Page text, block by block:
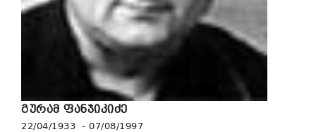
გურამ ფანჯიკიძე
22/04/1933 - 07/08/1997